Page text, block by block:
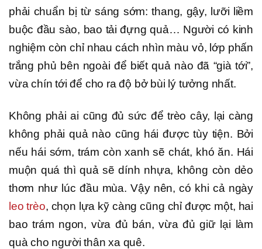
phải chuẩn bị từ sáng sớm: thang, gậy, lưỡi liềm
buộc đầu sào, bao tải đựng quả… Người có kinh
nghiệm còn chỉ nhau cách nhìn màu vỏ, lớp phấn
trắng phủ bên ngoài để biết quả nào đã “già tới”,
vừa chín tới để cho ra độ bở bùi lý tưởng nhất.
Không phải ai cũng đủ sức để trèo cây, lại càng
không phải quả nào cũng hái được tùy tiện. Bởi
nếu hái sớm, trám còn xanh sẽ chát, khó ăn. Hái
muộn quá thì quả sẽ dính nhựa, không còn dẻo
thơm như lúc đầu mùa. Vậy nên, có khi cả ngày
leo trèo, chọn lựa kỹ càng cũng chỉ được một, hai
bao trám ngon, vừa đủ bán, vừa đủ giữ lại làm
quà cho người thân xa quê.